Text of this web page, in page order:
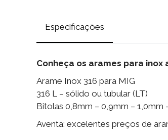
Especificações
Conheça os arames para
Arame Inox 316 para MIG
316 L – sólido ou tubular (LT)
Bitolas 0,8mm – 0,9mm – 1,0mm
Aventa: excelentes preços de